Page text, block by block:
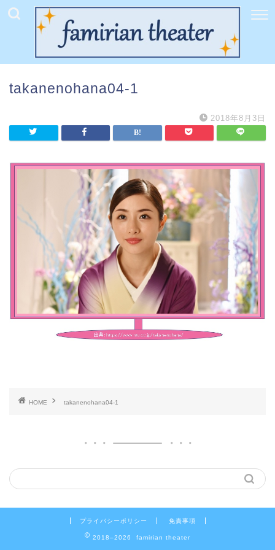
takanenohana04-1
2018年8月3日
HOME takanenohana04-1
プライバシーポリシー 免責事項
2018–2026 famirian theater